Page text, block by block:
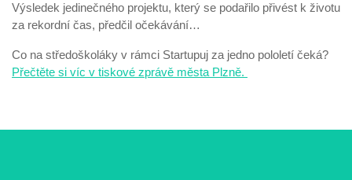
Výsledek jedinečného projektu, který se podařilo přivést k životu
za rekordní čas, předčil očekávání…
Co na středoškoláky v rámci Startupuj za jedno pololetí čeká?
Přečtěte si víc v tiskové zprávě města Plzně.